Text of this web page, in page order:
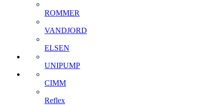
ROMMER
VANDJORD
ELSEN
UNIPUMP
CIMM
Reflex